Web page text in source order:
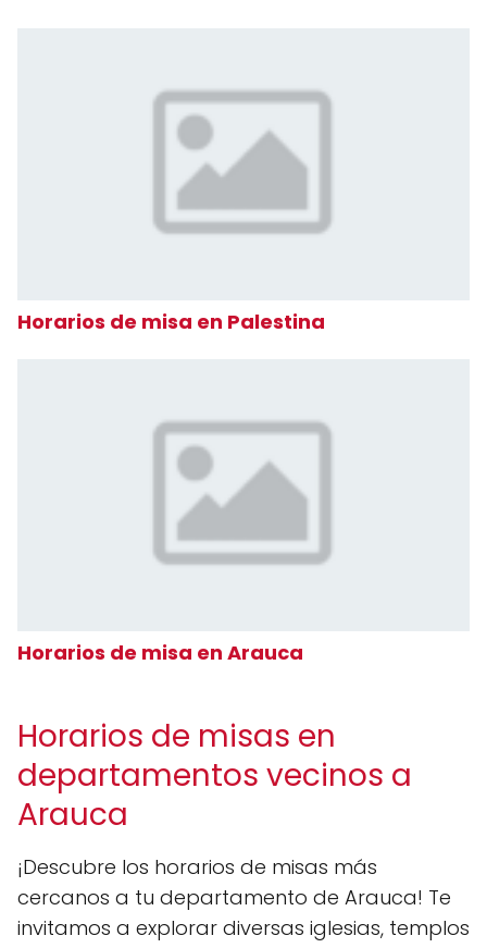
Horarios de misa en Palestina
Horarios de misa en Arauca
Horarios de misas en
departamentos vecinos a
Arauca
¡Descubre los horarios de misas más
cercanos a tu departamento de Arauca! Te
invitamos a explorar diversas iglesias, templos